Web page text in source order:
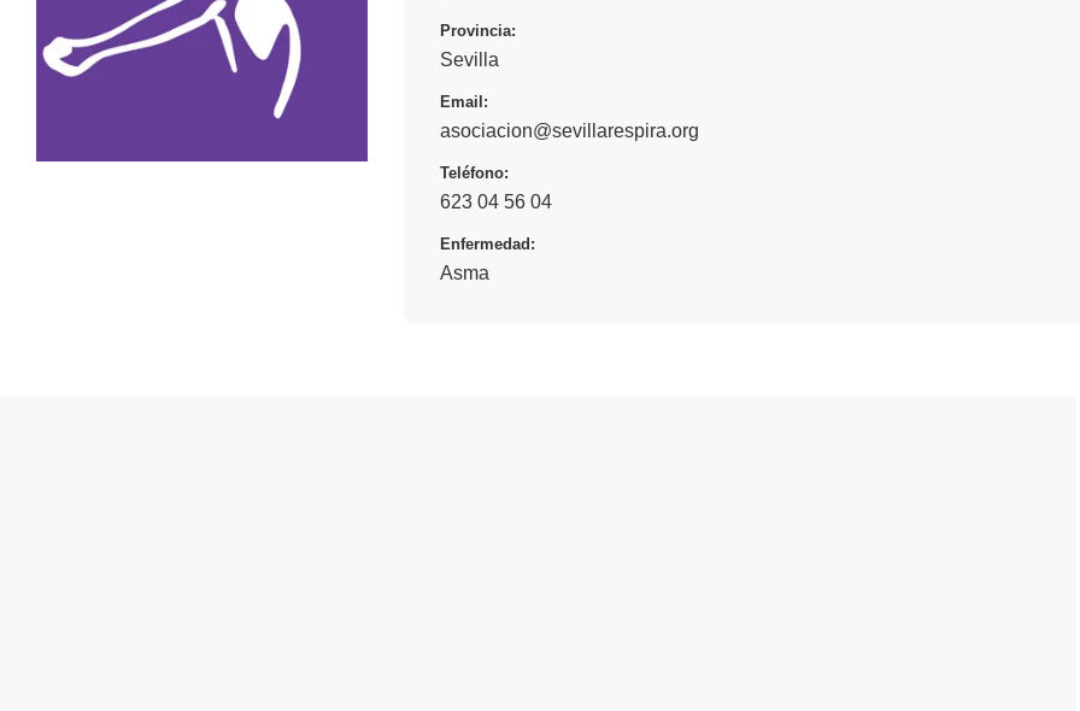
Provincia:
Sevilla
Email:
asociacion@sevillarespira.org
Teléfono:
623 04 56 04
Enfermedad:
Asma